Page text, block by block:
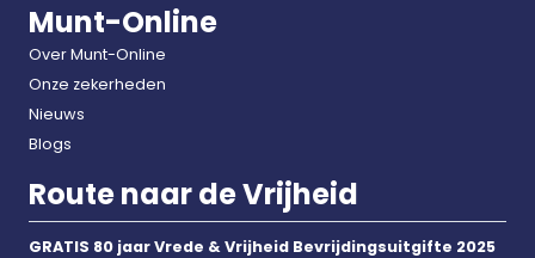
Munt-Online
Over Munt-Online
Onze zekerheden
Nieuws
Blogs
Route naar de Vrijheid
GRATIS 80 jaar Vrede & Vrijheid Bevrijdingsuitgifte 2025